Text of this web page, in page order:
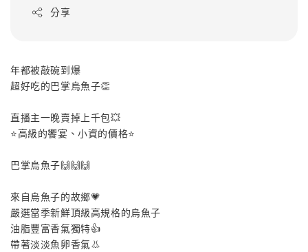
分享
年都被敲碗到爆
超好吃的巴掌烏魚子👏
直播主一晚賣掉上千包💥
⭐️高級的饗宴、小資的價格⭐️
巴掌烏魚子🙌🙌🙌
來自烏魚子的故鄉💗
嚴選當季新鮮頂級高規格的烏魚子
油脂豐富香氣獨特👍
帶著淡淡魚卵香氣👃